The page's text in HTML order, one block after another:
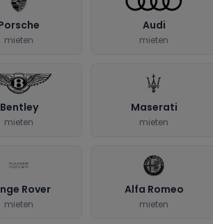
mieten
Audi
mieten
Bentley
mieten
Maserati
mieten
Rover
mieten
Alfa Romeo
mieten